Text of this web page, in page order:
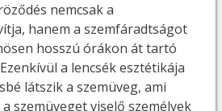
nemcsak a
hanem a szemfáradtságot
hosszú órákon át tartó
a lencsék esztétikája
látszik a szemüveg, ami
szemüveget viselő személyek